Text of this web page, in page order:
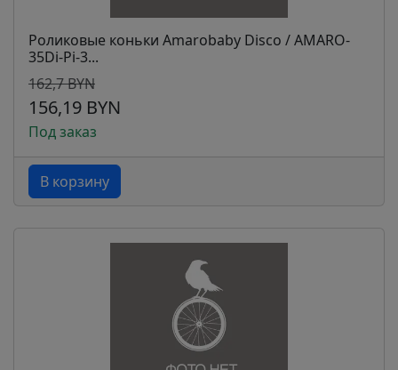
Роликовые коньки Amarobaby Disco / AMARO-
35Di-Pi-3...
162,7 BYN
156,19 BYN
Под заказ
В корзину